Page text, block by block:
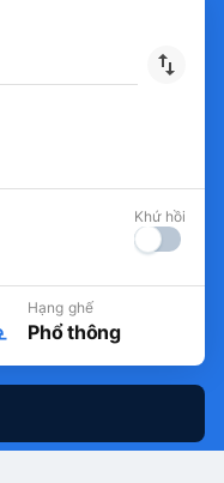
Khứ hồi
Hạng ghế
Phổ thông